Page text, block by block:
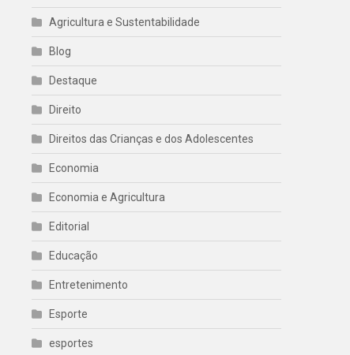
Agricultura e Sustentabilidade
Blog
Destaque
Direito
Direitos das Crianças e dos Adolescentes
Economia
Economia e Agricultura
Editorial
Educação
Entretenimento
Esporte
esportes